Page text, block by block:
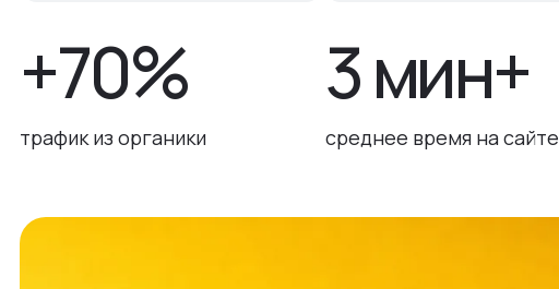
+70%
трафик из органики
3 мин+
среднее время на сайте